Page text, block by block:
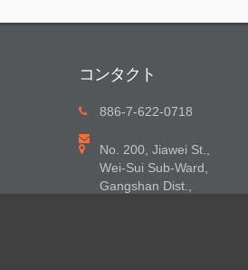
コンタクト
886-7-622-0718
No. 200, Jiawei St.,
Wei-Sui Sub-Ward,
Gangshan Dist.,
10
2023
台湾におい
ネジのことは
続きを読みま